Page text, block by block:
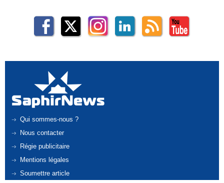
Qui sommes-nous ?
Nous contacter
Régie publicitaire
Mentions légales
Soumettre article